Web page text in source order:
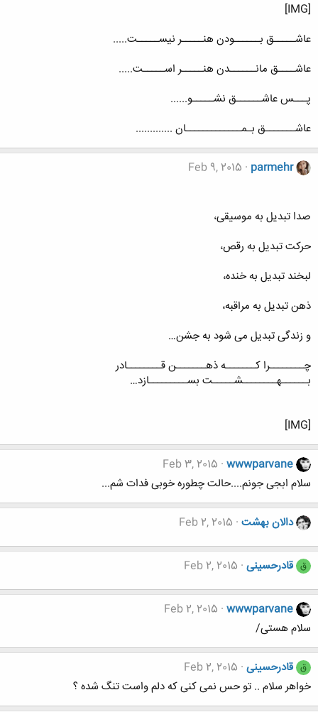
[IMG]
عاشـــــق بــــــودن هنـــــر نیســـــت.....
عاشــــق مانــــــدن هنـــــر اســـــت.....
پـــس عاشــــــق نشـــــو......
عاشـــــــق بـمـــــــــــــان .............
parmehr
Feb 9, 2015
صدا تبدیل به موسیقی،
حرکت تبدیل به رقص،
لبخند تبدیل به خنده،
ذهن تبدیل به مراقبه،
و زندگی تبدیل می شود به جشن…
چــــــــرا کـــــــه ذهـــــــن قــــــــادر
بــــــهــــــــشـــــت بســـــــــازد…
[IMG]
wwwparvane
Feb 3, 2015
سلام ابجی جونم....حالت چطوره خوبی فدات شم...
دالان بهشت Feb 2, 2015
ق قادرحسینی Feb 2, 2015
wwwparvane
Feb 2, 2015
سلام هستی/
ق قادرحسینی Feb 2, 2015
خواهر سلام .. تو حس نمی کنی که دلم واست تنگ شده ؟